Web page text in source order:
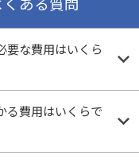
要な費用はいくら
る費用はいくらで